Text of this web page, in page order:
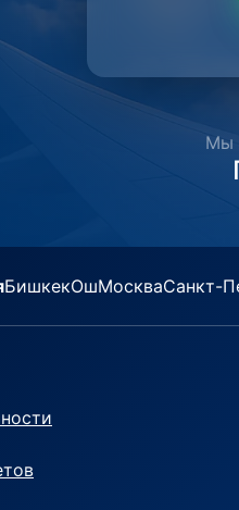
Мы
БишкекОшМоскваСанкт-